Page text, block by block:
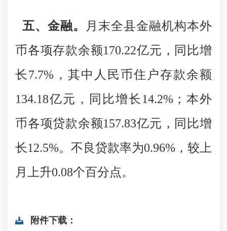
五、金融。
月末全县金融机构本外
币各项存款余额170.22亿元，同比增
长7.7%，其中人民币住户存款余额
134.18亿元，同比增长14.2%；本外
币各项贷款余额157.83亿元，同比增
长12.5%。 不良贷款率为0.96%，较上
月上升0.08个百分点。
附件下载：